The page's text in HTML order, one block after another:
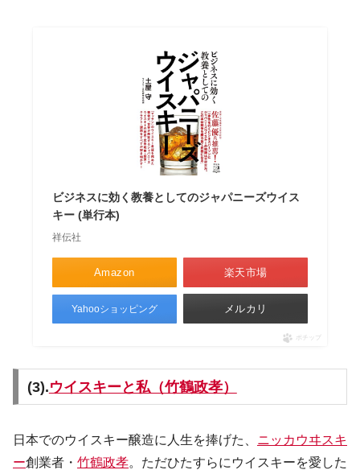
ビジネスに効く教養としてのジャパニーズウイス
キー (単行本)
祥伝社
Amazon 楽天市場
Yahooショッピング メルカリ
ポチップ
(3).ウイスキーと私（竹鶴政孝）
日本でのウイスキー醸造に人生を捧げた、 ニッカウヰスキ
ー創業者・ 竹鶴政孝。ただひたすらにウイスキーを愛した